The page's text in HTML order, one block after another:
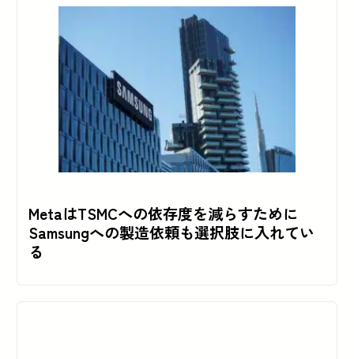
MetaはTSMCへの依存度を減らすために
Samsungへの製造依頼も選択肢に入れてい
る